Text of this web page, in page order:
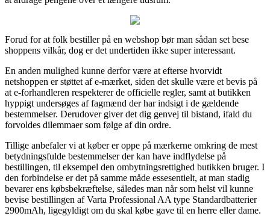
Forud for at folk bestiller på en webshop bør man sådan set bese
shoppens vilkår, dog er det undertiden ikke super interessant.
En anden mulighed kunne derfor være at efterse hvorvidt
netshoppen er støttet af e-mærket, siden det skulle være et bevis på
at e-forhandleren respekterer de officielle regler, samt at butikken
hyppigt undersøges af fagmænd der har indsigt i de gældende
bestemmelser. Derudover giver det dig genvej til bistand, ifald du
forvoldes dilemmaer som følge af din ordre.
Tillige anbefaler vi at køber er oppe på mærkerne omkring de mest
betydningsfulde bestemmelser der kan have indflydelse på
bestillingen, til eksempel den ombytningsrettighed butikken bruger. I
den forbindelse er det på samme måde essesentielt, at man stadig
bevarer ens købsbekræftelse, således man når som helst vil kunne
bevise bestillingen af Varta Professional AA type Standardbatterier
2900mAh, ligegyldigt om du skal købe gave til en herre eller dame.